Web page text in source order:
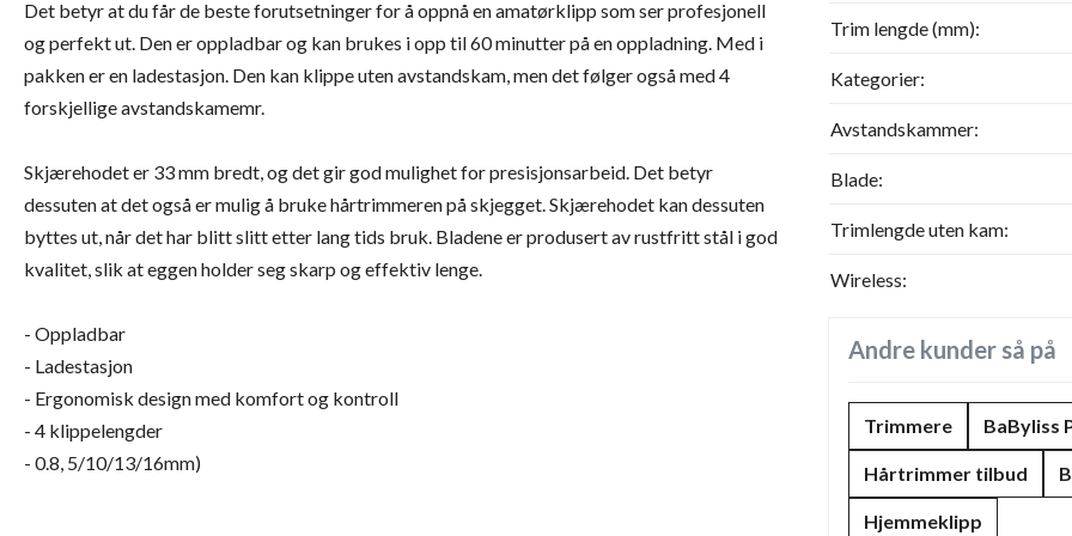
Det betyr at du får de beste forutsetninger for å oppnå en amatørklipp som ser profesjonell
og perfekt ut. Den er oppladbar og kan brukes i opp til 60 minutter på en oppladning. Med i
pakken er en ladestasjon. Den kan klippe uten avstandskam, men det følger også med 4
forskjellige avstandskamemr.
Skjærehodet er 33 mm bredt, og det gir god mulighet for presisjonsarbeid. Det betyr
dessuten at det også er mulig å bruke hårtrimmeren på skjegget. Skjærehodet kan dessuten
byttes ut, når det har blitt slitt etter lang tids bruk. Bladene er produsert av rustfritt stål i god
kvalitet, slik at eggen holder seg skarp og effektiv lenge.
- Oppladbar
- Ladestasjon
- Ergonomisk design med komfort og kontroll
- 4 klippelengder
- 0.8, 5/10/13/16mm)
Trim lengde (mm):
Kategorier:
Avstandskammer:
Blade:
Trimlengde uten kam:
Wireless:
Andre kunder så på
Trimmere BaByliss
Hårtrimmer tilbud
Hjemmeklipp